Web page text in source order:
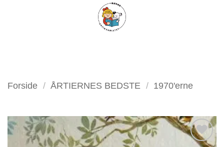
FILTER
Forside / ÅRTIERNES BEDSTE / 1970'erne